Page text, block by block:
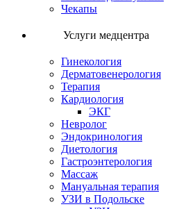
Чекапы
Услуги медцентра
Гинекология
Дерматовенерология
Терапия
Кардиология
ЭКГ
Невролог
Эндокринология
Диетология
Гастроэнтерология
Массаж
Мануальная терапия
УЗИ в Подольске